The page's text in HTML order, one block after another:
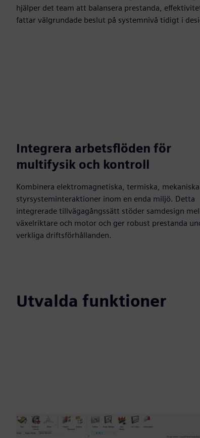
hjälper det team att balansera prestanda,
fattar välgrundade beslut på systemnivå tidigt i
Integrera arbetsflöden för
multifysik och kontroll
Kombinera elektromagnetiska, termiska,
styrsysteminteraktioner inom en enda miljö. Detta
integrerade tillvägagångssätt stöder samdesign
växelriktare och motor och ger robust prestanda
verkliga driftsförhållanden.
Utvalda funktioner